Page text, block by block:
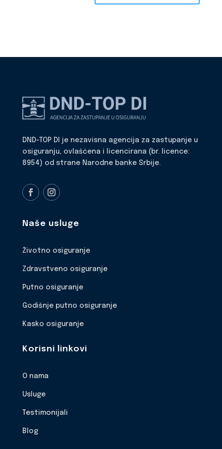
DND-TOP DI je nezavisna agencija za zastupanje u
osiguranju, ovlašćena i licencirana (br. licence:
8954) od strane Narodne banke Srbije.
Naše usluge
Životno osiguranje
Zdravstveno osiguranje
Putno osiguranje
Godišnje putno osiguranje
Kasko osiguranje
Korisni linkovi
O nama
Usluge
Testimonijali
Blog